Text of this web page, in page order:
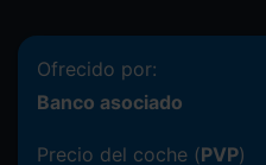
Ofrecido por:
Banco asociado
Precio del coche (PVP)